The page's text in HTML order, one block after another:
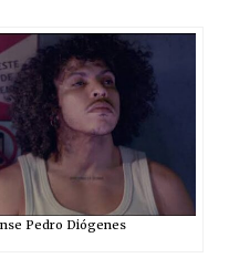
Pedro Diógenes